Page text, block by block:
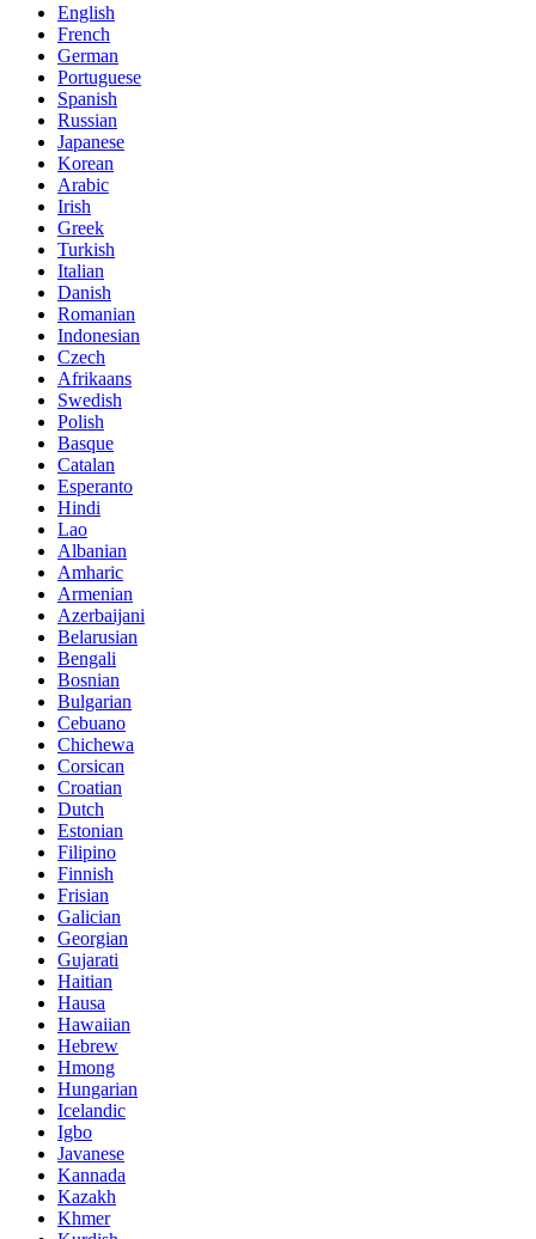
English
French
German
Portuguese
Spanish
Russian
Japanese
Korean
Arabic
Irish
Greek
Turkish
Italian
Danish
Romanian
Indonesian
Czech
Afrikaans
Swedish
Polish
Basque
Catalan
Esperanto
Hindi
Lao
Albanian
Amharic
Armenian
Azerbaijani
Belarusian
Bengali
Bosnian
Bulgarian
Cebuano
Chichewa
Corsican
Croatian
Dutch
Estonian
Filipino
Finnish
Frisian
Galician
Georgian
Gujarati
Haitian
Hausa
Hawaiian
Hebrew
Hmong
Hungarian
Icelandic
Igbo
Javanese
Kannada
Kazakh
Khmer